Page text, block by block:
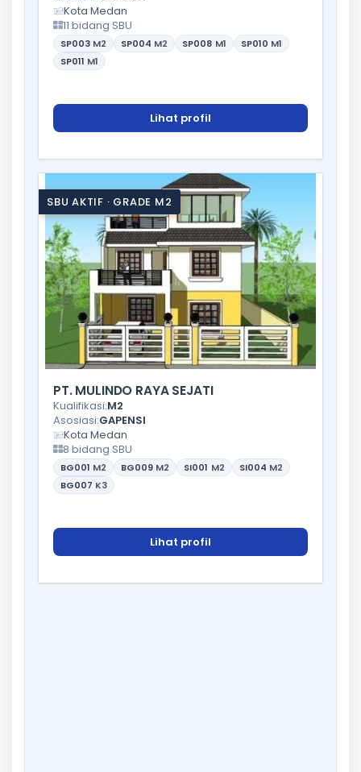
Kota Medan
11 bidang SBU
SP003 M2 SP004 M2 SP008 M1 SP010 M1
SP011 M1
Lihat profil
SBU AKTIF · GRADE M2
PT. MULINDO RAYA SEJATI
Kualifikasi:M2
Asosiasi:GAPENSI
Kota Medan
8 bidang SBU
BG001 M2 BG009 M2 SI001 M2 SI004 M2
BG007 K3
Lihat profil